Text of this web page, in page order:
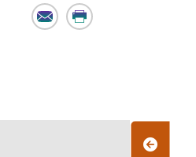
Email Print